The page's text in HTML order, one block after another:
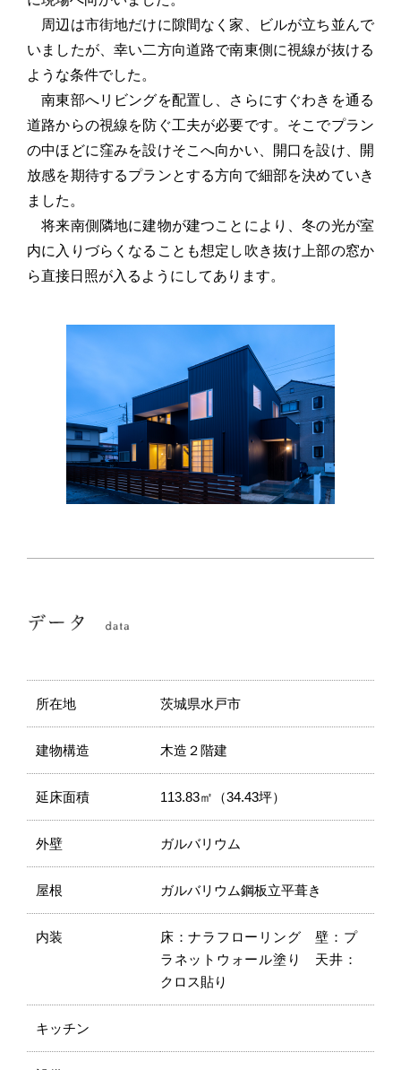
周辺は市街地だけに隙間なく家、ビルが立ち並んで
いましたが、幸い二方向道路で南東側に視線が抜ける
ような条件でした。
南東部へリビングを配置し、さらにすぐわきを通る
道路からの視線を防ぐ工夫が必要です。そこでプラン
の中ほどに窪みを設けそこへ向かい、開口を設け、開
放感を期待するプランとする方向で細部を決めていき
ました。
将来南側隣地に建物が建つことにより、冬の光が室
内に入りづらくなることも想定し吹き抜け上部の窓か
ら直接日照が入るようにしてあります。
所在地 茨城県水戸市
建物構造 木造２階建
延床面積 113.83㎡（34.43坪）
外壁 ガルバリウム
屋根 ガルバリウム鋼板立平葺き
内装
床：ナラフローリング 壁：プ
ラネットウォール塗り 天井：
クロス貼り
キッチン